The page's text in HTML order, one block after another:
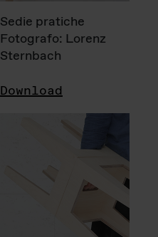
Sedie pratiche
Fotografo: Lorenz
Sternbach
Download